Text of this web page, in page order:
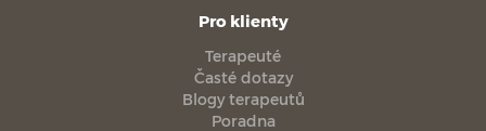
Pro klienty
Terapeuté
Časté dotazy
Blogy terapeutů
Poradna